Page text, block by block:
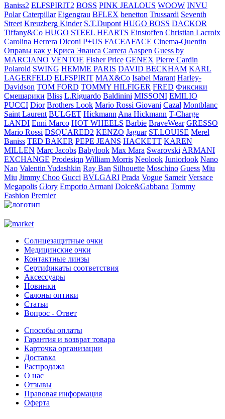
Baniss2 ELFSPIRIT2 BOSS PINK JEALOUS WOOW INVU
Polar Caterpillar Eigengrau BFLEX benetton Trussardi Seventh
Street Kreuzberg Kinder S.T.Dupont HUGO BOSS DACKOR
Tiffany&Co HUGO STEEL HEARTS Einstoffen Christian Lacroix
Carolina Herrera Diconi P+US FACEAFACE Cinema-Quentin
Оправы как у Криса Эванса Carrera Aaspen Guess by
MARCIANO VENTOE Fisher Price GENEX Pierre Cardin
Polaroid SWING HEMME PARIS DAVID BECKHAM KARL
LAGERFELD ELFSPIRIT MAX&Co Isabel Marant Harley-
Davidson TOM FORD TOMMY HILFIGER FRED Фиксики
Смешарики Bliss L.Riguardo Baldinini MISSONI EMILIO
PUCCI Dior Brothers Look Mario Rossi Giovani Cazal Montblanc
Saint Laurent BULGET Hickmann Ana Hickmann T-Charge
LANDI Enni Marco HOT WHEELS Barbie BraveWear GRESSO
Mario Rossi DSQUARED2 KENZO Jaguar ST.LOUISE Merel
Baniss TED BAKER PEPE JEANS HACKETT KAREN
MILLEN Marc Jacobs Babylook Max Mara Swarovski ARMANI
EXCHANGE Prodesiqn William Morris Neolook Juniorlook Nano
Nao Valentin Yudashkin Ray Ban Silhouette Moschino Guess Miu
Miu Jimmy Choo Gucci BVLGARI Prada Vogue Sameir Versace
Megapolis Glory Emporio Armani Dolce&Gabbana Tommy
Fashion Premier
Солнцезащитные очки
Медицинские очки
Контактные линзы
Сертификаты соответствия
Аксессуары
Новинки
Салоны оптики
Статьи
Вопрос - Ответ
Способы оплаты
Гарантия и возврат товара
Карточка организации
Доставка
Распродажа
О нас
Отзывы
Правовая информация
Оферта